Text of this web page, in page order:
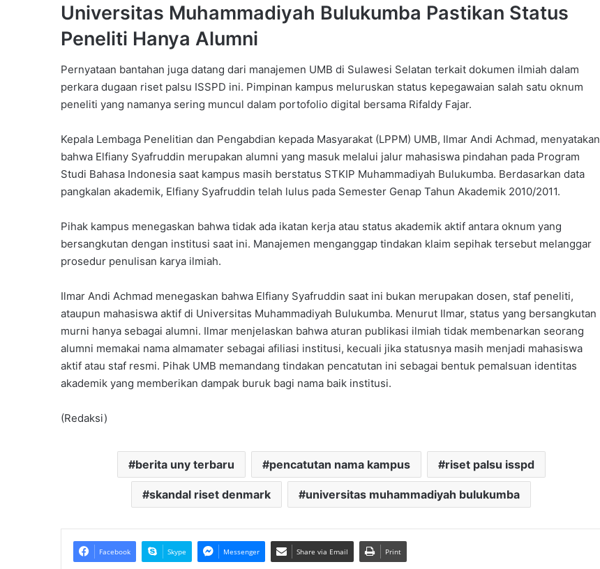
Universitas Muhammadiyah Bulukumba Pastikan Status
Peneliti Hanya Alumni
Pernyataan bantahan juga datang dari manajemen UMB di Sulawesi Selatan terkait dokumen ilmiah dalam
perkara dugaan riset palsu ISSPD ini. Pimpinan kampus meluruskan status kepegawaian salah satu oknum
peneliti yang namanya sering muncul dalam portofolio digital bersama Rifaldy Fajar.
Kepala Lembaga Penelitian dan Pengabdian kepada Masyarakat (LPPM) UMB, Ilmar Andi Achmad, menyatakan
bahwa Elfiany Syafruddin merupakan alumni yang masuk melalui jalur mahasiswa pindahan pada Program
Studi Bahasa Indonesia saat kampus masih berstatus STKIP Muhammadiyah Bulukumba. Berdasarkan data
pangkalan akademik, Elfiany Syafruddin telah lulus pada Semester Genap Tahun Akademik 2010/2011.
Pihak kampus menegaskan bahwa tidak ada ikatan kerja atau status akademik aktif antara oknum yang
bersangkutan dengan institusi saat ini. Manajemen menganggap tindakan klaim sepihak tersebut melanggar
prosedur penulisan karya ilmiah.
Ilmar Andi Achmad menegaskan bahwa Elfiany Syafruddin saat ini bukan merupakan dosen, staf peneliti,
ataupun mahasiswa aktif di Universitas Muhammadiyah Bulukumba. Menurut Ilmar, status yang bersangkutan
murni hanya sebagai alumni. Ilmar menjelaskan bahwa aturan publikasi ilmiah tidak membenarkan seorang
alumni memakai nama almamater sebagai afiliasi institusi, kecuali jika statusnya masih menjadi mahasiswa
aktif atau staf resmi. Pihak UMB memandang tindakan pencatutan ini sebagai bentuk pemalsuan identitas
akademik yang memberikan dampak buruk bagi nama baik institusi.
(Redaksi)
berita uny terbaru pencatutan nama kampus riset palsu isspd
skandal riset denmark universitas muhammadiyah bulukumba
Facebook Skype Messenger Share via Email Print